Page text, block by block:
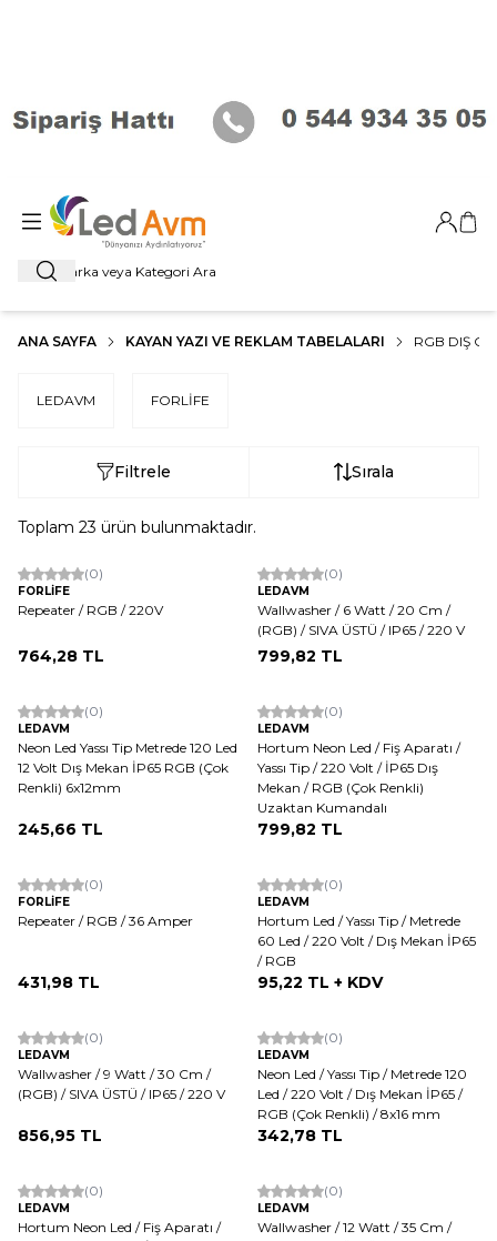
Ara
Giriş
ANA SAYFA KAYAN YAZI VE REKLAM TABELALARI RGB DIŞ
LEDAVM FORLİFE
Filtrele Sırala
Toplam 23 ürün bulunmaktadır.
(0)
FORLİFE
Repeater / RGB / 220V
764,28 TL
(0)
LEDAVM
Wallwasher / 6 Watt / 20 Cm /
(RGB) / SIVA ÜSTÜ / IP65 / 220 V
799,82 TL
(0)
LEDAVM
Neon Led Yassı Tip Metrede 120 Led
12 Volt Dış Mekan İP65 RGB (Çok
Renkli) 6x12mm
245,66 TL
(0)
LEDAVM
Hortum Neon Led / Fiş Aparatı /
Yassı Tip / 220 Volt / İP65 Dış
Mekan / RGB (Çok Renkli)
Uzaktan Kumandalı
799,82 TL
(0)
FORLİFE
Repeater / RGB / 36 Amper
431,98 TL
(0)
LEDAVM
Hortum Led / Yassı Tip / Metrede
60 Led / 220 Volt / Dış Mekan İP65
/ RGB
95,22 TL + KDV
(0)
LEDAVM
Wallwasher / 9 Watt / 30 Cm /
(RGB) / SIVA ÜSTÜ / IP65 / 220 V
856,95 TL
(0)
LEDAVM
Neon Led / Yassı Tip / Metrede 120
Led / 220 Volt / Dış Mekan İP65 /
RGB (Çok Renkli) / 8x16 mm
342,78 TL
(0)
LEDAVM
Hortum Neon Led / Fiş Aparatı /
(0)
LEDAVM
Wallwasher / 12 Watt / 35 Cm /